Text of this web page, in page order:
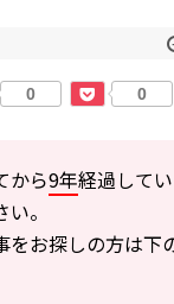
0 0
から9年経過して
。
をお探しの方は